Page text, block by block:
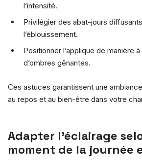
l’intensité.
Privilégier des abat-jours
l’éblouissement.
Positionner l’applique de manière
d’ombres gênantes.
Ces astuces garantissent une
au repos et au bien-être dans votre
Adapter l’éclairage
moment de la journée